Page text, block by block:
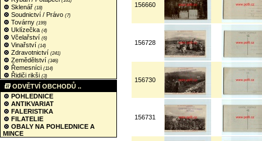
Sklenář (18)
Soudnictví / Právo (7)
Továrny (199)
Uklízečka (4)
Včelařství (6)
Vinařství (14)
Zdravotnictví (241)
Zemědělství (346)
Řemesníci (114)
Řidiči rikši (3)
ODVĚTVÍ OBCHODŮ ..
POHLEDNICE
ANTIKVARIAT
FALERISTIKA
FILATELIE
OBALY NA POHLEDNICE A
MINCE
156660
156728
156730
156731